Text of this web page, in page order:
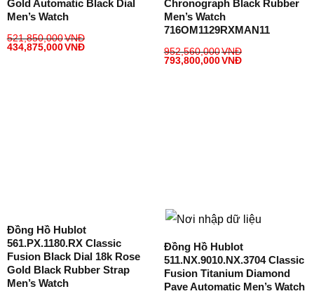
Gold Automatic Black Dial
Men’s Watch
521,850,000VNĐ
434,875,000VNĐ
Chronograph Black Rubber
Men’s Watch
716OM1129RXMAN11
952,560,000VNĐ
793,800,000VNĐ
Đồng Hồ Hublot
561.PX.1180.RX Classic
Fusion Black Dial 18k Rose
Gold Black Rubber Strap
Men’s Watch
Đồng Hồ Hublot
511.NX.9010.NX.3704 Classic
Fusion Titanium Diamond
Pave Automatic Men’s Watch